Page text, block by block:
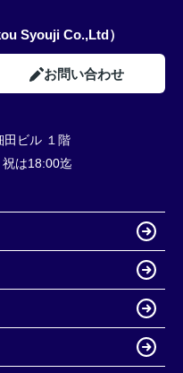
Syouji Co.,Ltd）
お問い合わせ
田ビル １階
は18:00迄